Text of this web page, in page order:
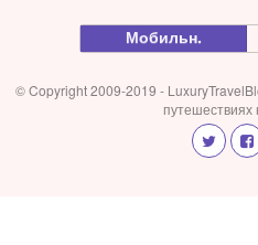
Мобильн.
© Copyright 2009-2019 -
путешествиях